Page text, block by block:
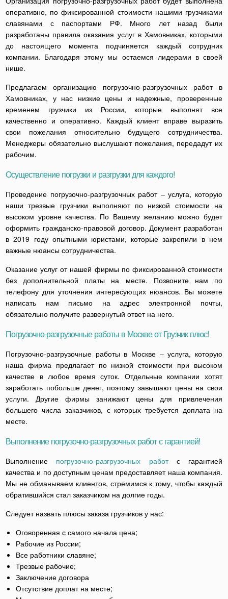
оперативно, по фиксированной стоимости нашими грузчиками
славянами с паспортами РФ. Много лет назад были
разработаны правила оказания услуг в Хамовниках, которыми
до настоящего момента подчиняется каждый сотрудник
компании. Благодаря этому мы остаемся лидерами в своей
нише.
Предлагаем организацию погрузочно-разгрузочных работ в
Хамовниках, у нас низкие цены и надежные, проверенные
временем грузчики из России, которые выполнят все
качественно и оперативно. Каждый клиент вправе выразить
свои пожелания относительно будущего сотрудничества.
Менеджеры обязательно выслушают пожелания, передадут их
рабочим.
Осуществление погрузки и разгрузки для каждого!
Проведение погрузочно-разгрузочных работ – услуга, которую
наши трезвые грузчики выполняют по низкой стоимости на
высоком уровне качества. По Вашему желанию можно будет
оформить гражданско-правовой договор. Документ разработан
в 2019 году опытными юристами, которые закрепили в нем
важные нюансы сотрудничества.
Оказание услуг от нашей фирмы по фиксированной стоимости
без дополнительной платы на месте. Позвоните нам по
телефону для уточнения интересующих нюансов. Вы можете
написать нам письмо на адрес электронной почты,
обязательно получите развернутый ответ на него.
Погрузочно-разгрузочные работы в Москве от Грузчик плюс!
Погрузочно-разгрузочные работы в Москве – услуга, которую
наша фирма предлагает по низкой стоимости при высоком
качестве в любое время суток. Отдельные компании хотят
заработать побольше денег, поэтому завышают цены на свои
услуги. Другие фирмы занижают цены для привлечения
большего числа заказчиков, с которых требуется доплата на
месте.
Выполнение погрузочно-разгрузочных работ с гарантией!
Выполнение погрузочно-разгрузочных работс гарантией
качества и по доступным ценам предоставляет наша компания.
Мы не обманываем клиентов, стремимся к тому, чтобы каждый
обратившийся стал заказчиком на долгие годы.
Следует назвать плюсы заказа грузчиков у нас:
Оговоренная с самого начала цена;
Рабочие из России;
Все работники славяне;
Трезвые рабочие;
Заключение договора
Отсутствие доплат на месте;